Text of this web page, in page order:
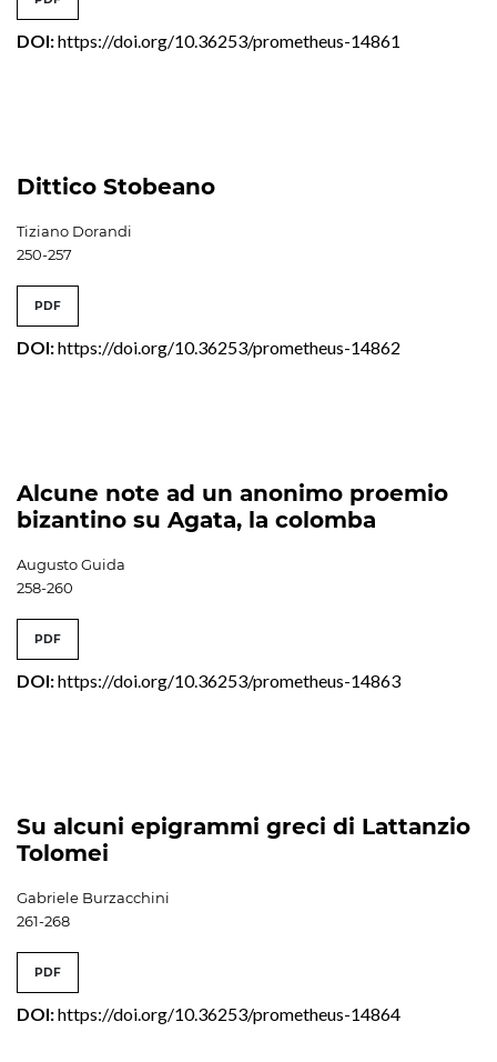
DOI:https://doi.org/10.36253/prometheus-14861
Dittico Stobeano
Tiziano Dorandi
250-257
PDF
DOI:https://doi.org/10.36253/prometheus-14862
Alcune note ad un anonimo proemio
bizantino su Agata, la colomba
Augusto Guida
258-260
PDF
DOI:https://doi.org/10.36253/prometheus-14863
Su alcuni epigrammi greci di Lattanzio
Tolomei
Gabriele Burzacchini
261-268
PDF
DOI:https://doi.org/10.36253/prometheus-14864